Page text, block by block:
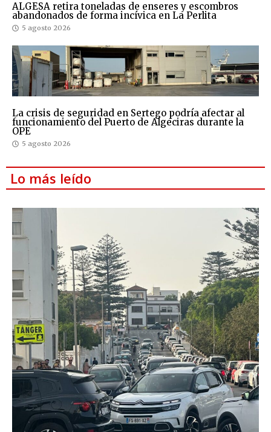
ALGESA retira toneladas de enseres y escombros
abandonados de forma incívica en La Perlita
5 agosto 2026
La crisis de seguridad en Sertego podría afectar al
funcionamiento del Puerto de Algeciras durante la
OPE
5 agosto 2026
Lo más leído